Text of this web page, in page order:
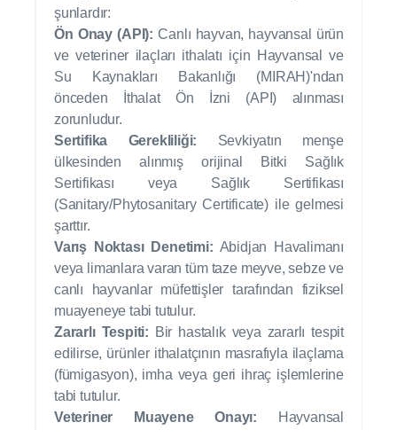
şunlardır:
Ön Onay (API): Canlı hayvan, hayvansal ürün
ve veteriner ilaçları ithalatı için Hayvansal ve
Su Kaynakları Bakanlığı (MIRAH)'ndan
önceden İthalat Ön İzni (API) alınması
zorunludur.
Sertifika Gerekliliği: Sevkiyatın menşe
ülkesinden alınmış orijinal Bitki Sağlık
Sertifikası veya Sağlık Sertifikası
(Sanitary/Phytosanitary Certificate) ile gelmesi
şarttır.
Varış Noktası Denetimi: Abidjan Havalimanı
veya limanlara varan tüm taze meyve, sebze ve
canlı hayvanlar müfettişler tarafından fiziksel
muayeneye tabi tutulur.
Zararlı Tespiti: Bir hastalık veya zararlı tespit
edilirse, ürünler ithalatçının masrafıyla ilaçlama
(fümigasyon), imha veya geri ihraç işlemlerine
tabi tutulur.
Veteriner Muayene Onayı: Hayvansal